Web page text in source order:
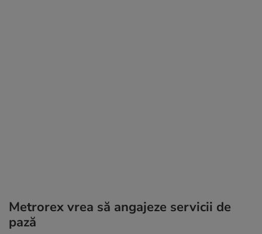
Metrorex vrea să angajeze servicii de
pază